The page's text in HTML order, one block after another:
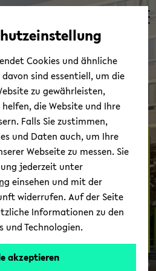
Automatische
vermeiden
zum
wechseln
zum
wechseln
zum
wechseln
so­zu­sa­gen
Call
© so­zu­sa­gen
Cookies und ähnliche
sind essentiell, um die
zu gewährleisten,
die Website und Ihre
Falls Sie zustimmen,
und Daten auch, um Ihre
Webseite zu messen. Sie
jederzeit unter
einsehen und mit der
widerrufen. Auf der Seite
Informationen zu den
und Technologien.
akzeptieren